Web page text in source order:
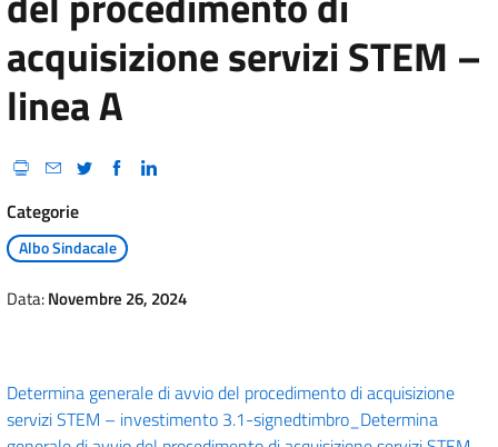
acquisizione servizi STEM –
linea A
Categorie
Albo Sindacale
Data:Novembre 26, 2024
Determina generale di avvio del procedimento di acquisizione
servizi STEM – investimento 3.1-signedtimbro_Determina